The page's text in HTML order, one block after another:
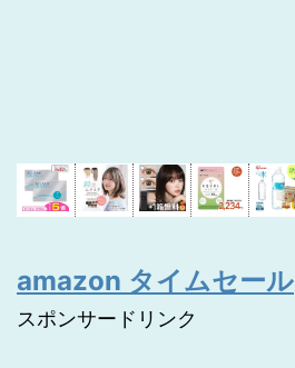
amazon タイムセール
スポンサードリンク